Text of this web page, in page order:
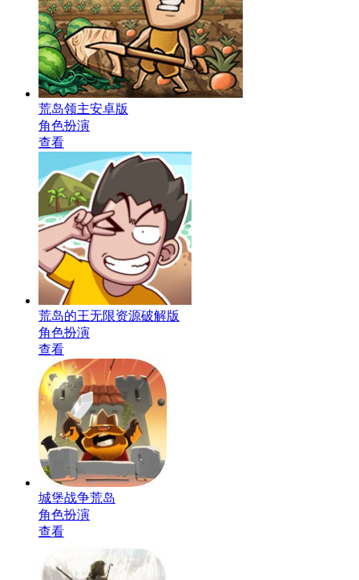
荒岛领主安卓版
角色扮演
查看
荒岛的王无限资源破解版
角色扮演
查看
城堡战争荒岛
角色扮演
查看